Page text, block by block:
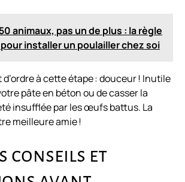
50 animaux, pas un de plus : la règle
installer un poulailler chez soi
à cette étape : douceur ! Inutile
pâte en béton ou de casser la
insufflée par les œufs battus. La
meilleure amie !
conseils et